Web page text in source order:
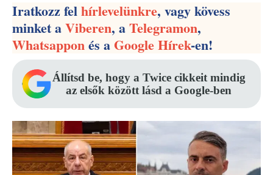
Iratkozz felhírlevelünkre, vagy kövess
minket aViberen, aTelegramon,
Whatsapponés aGoogle Hírek-en!
Állítsd be, hogy a Twice cikkeit mindig
az elsők között lásd a Google-ben